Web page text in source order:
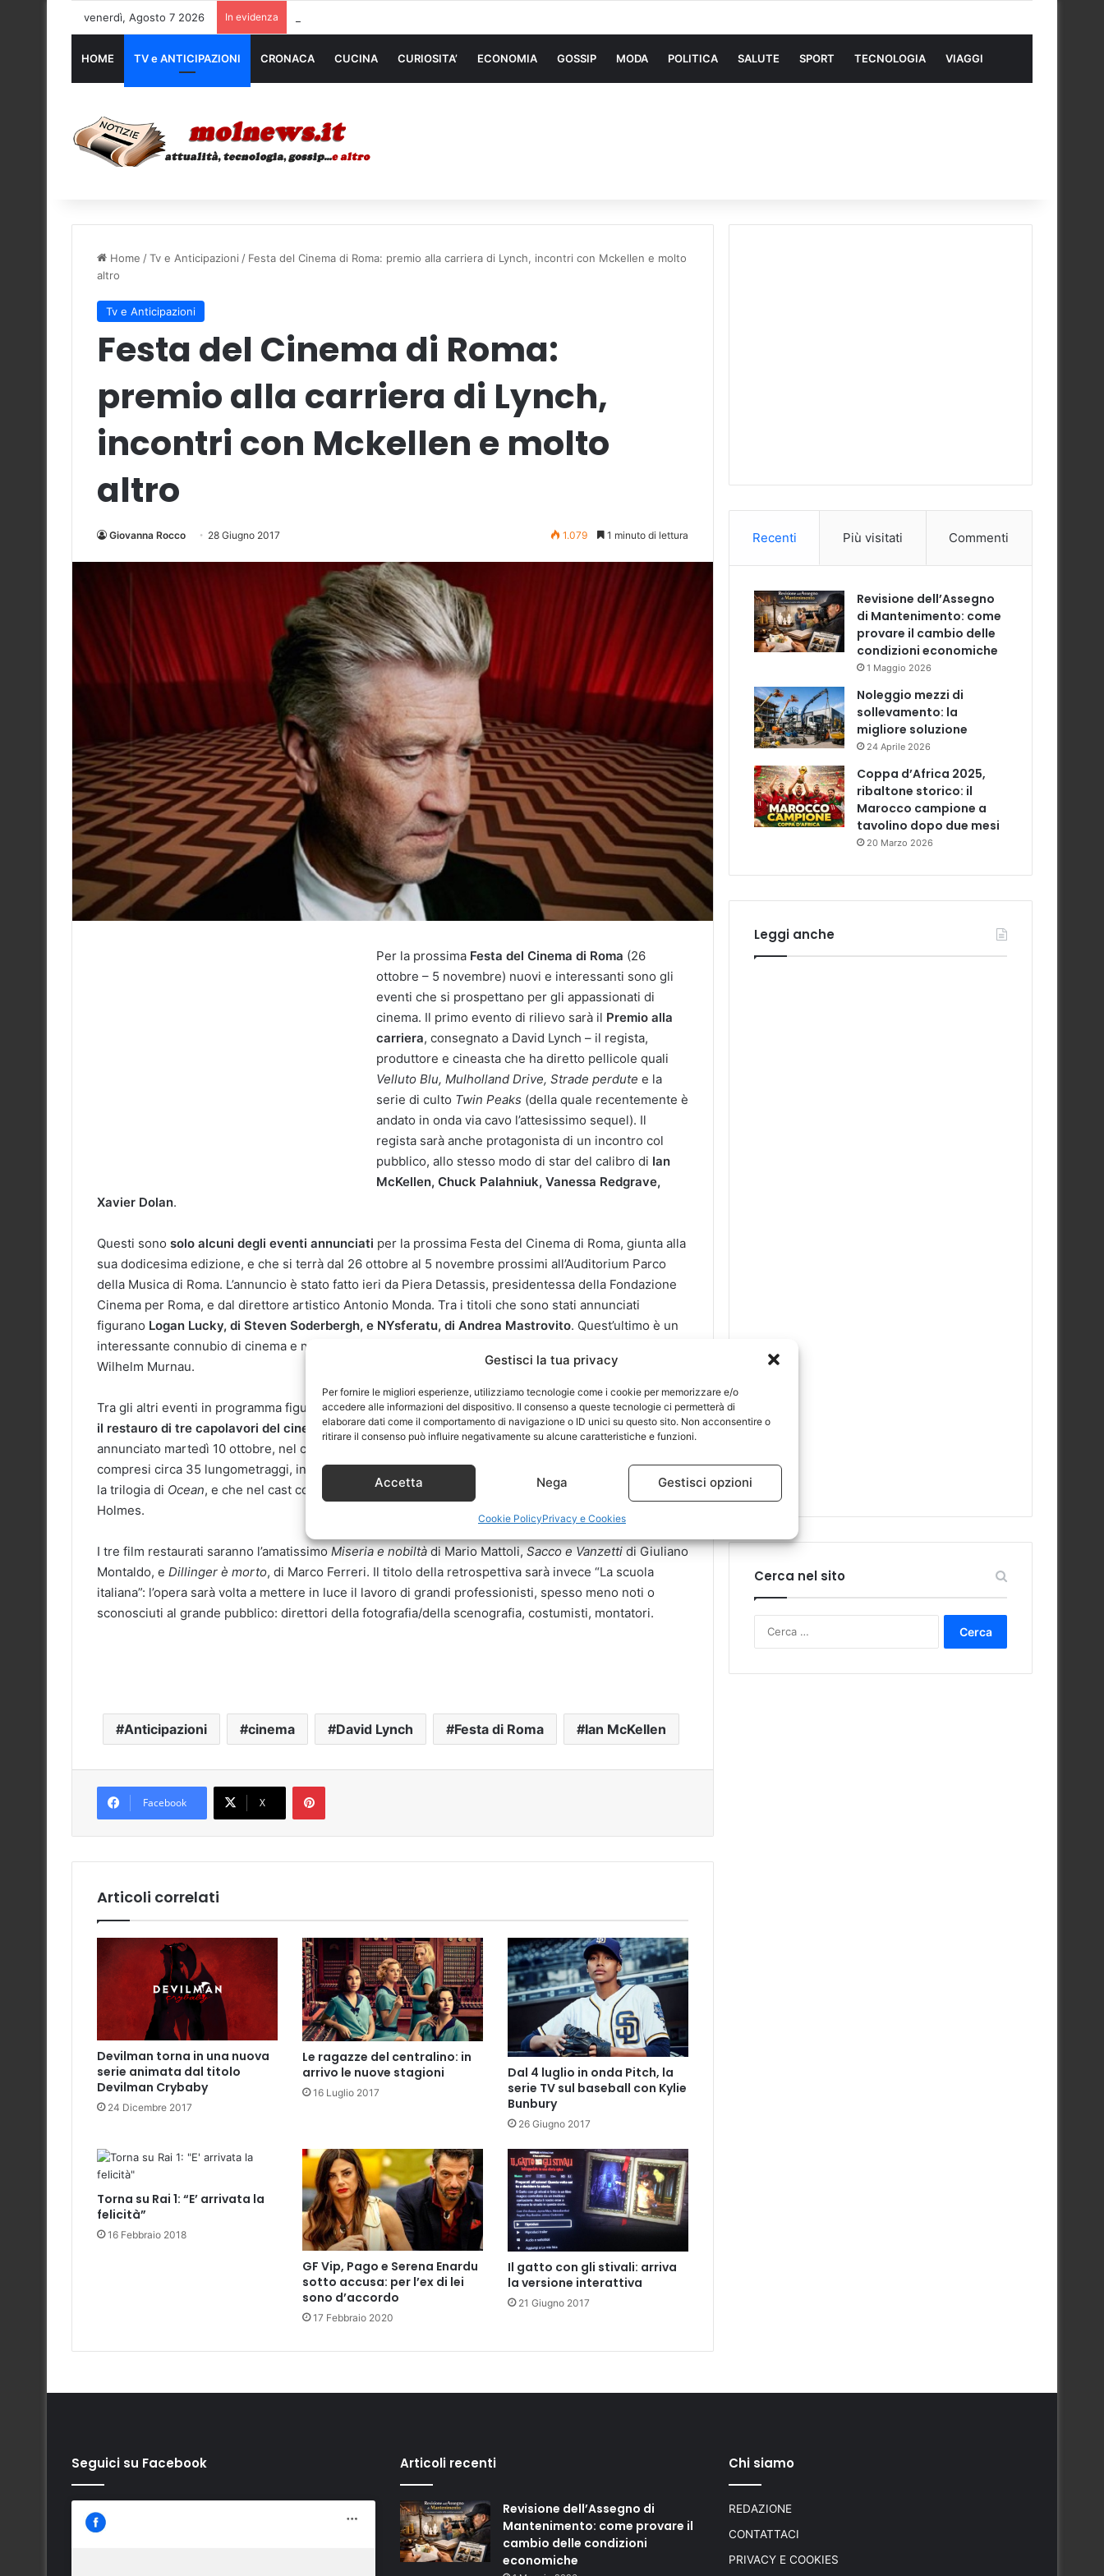
Gestisci la tua privacy
Per fornire le migliori esperienze, utilizziamo tecnologie come i cookie per memorizzare e/o
accedere alle informazioni del dispositivo. Il consenso a queste tecnologie ci permetterà di
elaborare dati come il comportamento di navigazione o ID unici su questo sito. Non acconsentire o
ritirare il consenso può influire negativamente su alcune caratteristiche e funzioni.
Accetta Nega Gestisci opzioni
Cookie PolicyPrivacy e Cookies
venerdì, Agosto 7 2026 In evidenza
HOME TV e ANTICIPAZIONI CRONACA CUCINA CURIOSITA’ ECONOMIA GOSSIP MODA POLITICA SALUTE SPORT TECNOLOGIA VIAGGI
Home /Tv e Anticipazioni / Festa del Cinema di Roma: premio alla carriera di Lynch, incontri con Mckellen e molto
altro
Tv e Anticipazioni
Festa del Cinema di Roma:
premio alla carriera di Lynch,
incontri con Mckellen e molto
altro
Giovanna Rocco 28 Giugno 2017 1.079 1 minuto di lettura
Per la prossima Festa del Cinema di Roma (26
ottobre – 5 novembre) nuovi e interessanti sono gli
eventi che si prospettano per gli appassionati di
cinema. Il primo evento di rilievo sarà il Premio alla
carriera, consegnato a David Lynch – il regista,
produttore e cineasta che ha diretto pellicole quali
Velluto Blu, Mulholland Drive, Strade perdute e la
serie di culto Twin Peaks (della quale recentemente è
andato in onda via cavo l’attesissimo sequel). Il
regista sarà anche protagonista di un incontro col
pubblico, allo stesso modo di star del calibro di Ian
McKellen, Chuck Palahniuk, Vanessa Redgrave,
Xavier Dolan.
Questi sono solo alcuni degli eventi annunciati per la prossima Festa del Cinema di Roma, giunta alla
sua dodicesima edizione, e che si terrà dal 26 ottobre al 5 novembre prossimi all’Auditorium Parco
della Musica di Roma. L’annuncio è stato fatto ieri da Piera Detassis, presidentessa della Fondazione
Cinema per Roma, e dal direttore artistico Antonio Monda. Tra i titoli che sono stati annunciati
figurano Logan Lucky, di Steven Soderbergh, e NYsferatu, di Andrea Mastrovito. Quest’ultimo è un
interessante connubio di cinema e musica, con oltre 30mila disegni ispirati al film di
Wilhelm Murnau.
Tra gli altri eventi in programma figurano una retrospettiva, un’installazione di arte contemporanea, e
il restauro di tre capolavori del cinema classico. Il programma completo, in ogni caso, sarà
annunciato martedì 10 ottobre, nel corso di una conferenza stampa. Nella selezione ufficiale saranno
compresi circa 35 lungometraggi, incluso Logan Lucky di Soderbergh, film corale che rievoca un po’
la trilogia di Ocean, e che nel cast comprende Daniel Craig, Channing Tatum, Hilary Swank, Katie
Holmes.
I tre film restaurati saranno l’amatissimoMiseria e nobiltàdi Mario Mattoli,Sacco e Vanzettidi Giuliano
Montaldo, e Dillinger è morto, di Marco Ferreri. Il titolo della retrospettiva sarà invece “La scuola
italiana”: l’opera sarà volta a mettere in luce il lavoro di grandi professionisti, spesso meno noti o
sconosciuti al grande pubblico: direttori della fotografia/della scenografia, costumisti, montatori.
Anticipazioni cinema David Lynch Festa di Roma Ian McKellen
Facebook X
Pinterest
Articoli correlati
Devilman torna in una nuova
serie animata dal titolo
Devilman Crybaby
24 Dicembre 2017
Le ragazze del centralino: in
arrivo le nuove stagioni
16 Luglio 2017
Dal 4 luglio in onda Pitch, la
serie TV sul baseball con Kylie
Bunbury
26 Giugno 2017
Torna su Rai 1: “E’ arrivata la
felicità”
16 Febbraio 2018
GF Vip, Pago e Serena Enardu
sotto accusa: per l’ex di lei
sono d’accordo
17 Febbraio 2020
Il gatto con gli stivali: arriva
la versione interattiva
21 Giugno 2017
Recenti Più visitati Commenti
Revisione dell’Assegno
di Mantenimento: come
provare il cambio delle
condizioni economiche
1 Maggio 2026
Noleggio mezzi di
sollevamento: la
migliore soluzione
24 Aprile 2026
Coppa d’Africa 2025,
ribaltone storico: il
Marocco campione a
tavolino dopo due mesi
20 Marzo 2026
Leggi anche
Cerca nel sito
Seguici su Facebook Articoli recenti
Revisione dell’Assegno di
Mantenimento: come provare il
cambio delle condizioni
economiche
Chi siamo
REDAZIONE
CONTATTACI
PRIVACY E COOKIES